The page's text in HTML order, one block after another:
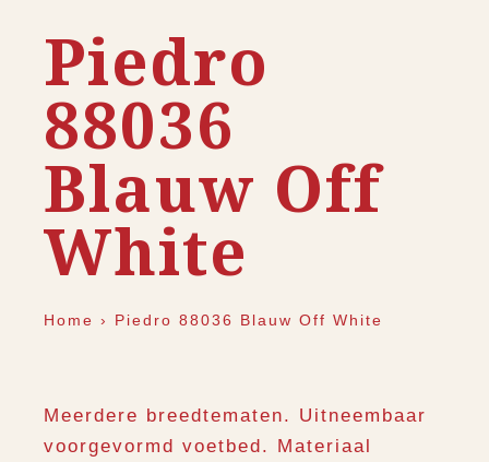
Piedro
88036
Blauw Off
White
Home › Piedro 88036 Blauw Off White
Meerdere breedtematen. Uitneembaar
voorgevormd voetbed. Materiaal